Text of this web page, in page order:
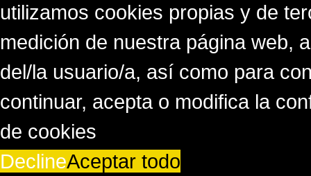
utilizamos cookies propias y de
medición de nuestra página web,
del/la usuario/a, así como para
continuar, acepta o modifica la
de cookies
DeclineAceptar todo